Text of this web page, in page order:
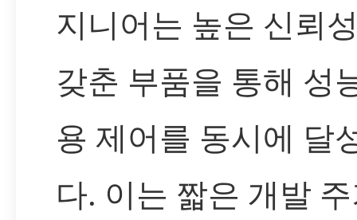
지니어는 높은 신뢰
갖춘 부품을 통해 성
용 제어를 동시에 달
다. 이는 짧은 개발